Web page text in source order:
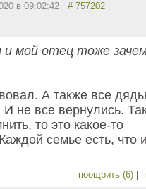
в 09:02:42 # 757202
и мой отец тоже
А также все
не все вернулись.
то это какое-то
семье есть, что
поощрить (6) |